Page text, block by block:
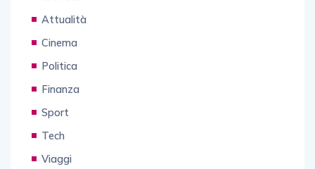
Attualità
Cinema
Politica
Finanza
Sport
Tech
Viaggi